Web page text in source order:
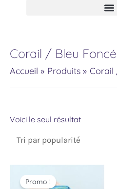
Corail / Bleu Foncé
Accueil Produits Corail
Voici le seul résultat
Promo !
prix
initial
actuel